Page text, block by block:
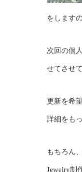
をします
次回の個
せてさせ
更新を希
詳細をも
もちろん
Jewelry制